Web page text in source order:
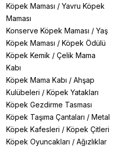
Köpek Maması / Yavru Köpek
Maması
Konserve Köpek Maması / Yaş
Köpek Maması / Köpek Ödülü
Köpek Kemik / Çelik Mama
Kabı
Köpek Mama Kabı / Ahşap
Kulübeleri / Köpek Yatakları
Köpek Gezdirme Tasması
Köpek Taşıma Çantaları / Metal
Köpek Kafesleri / Köpek Çitleri
Köpek Oyuncakları / Ağızlıklar